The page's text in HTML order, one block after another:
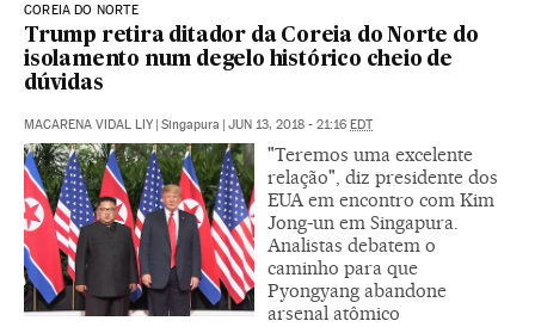
COREIA DO NORTE
Trump retira ditador da Coreia do Norte do
isolamento num degelo histórico cheio de
dúvidas
MACARENA VIDAL LIY Singapura JUN 13, 2018 - 21:16 EDT
"Teremos uma excelente
relação", diz presidente dos
EUA em encontro com Kim
Jong-un em Singapura.
Analistas debatem o
caminho para que
Pyongyang abandone
arsenal atômico